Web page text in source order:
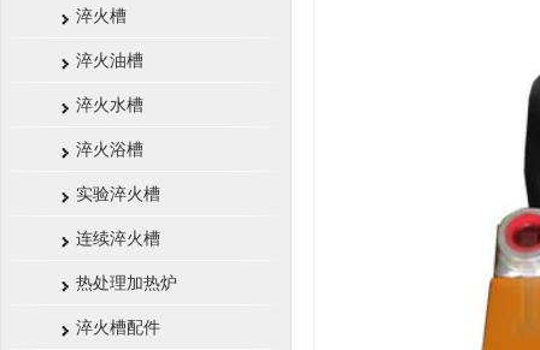
淬火槽
淬火油槽
淬火水槽
淬火浴槽
实验淬火槽
连续淬火槽
热处理加热炉
淬火槽配件